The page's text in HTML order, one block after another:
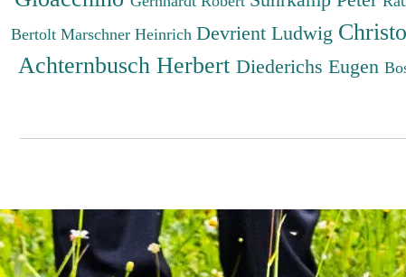
Bertolt Marschner Heinrich Devrient Ludwig
Achternbusch Herbert Diederichs Eugen